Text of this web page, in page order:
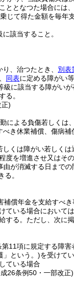
ととなつた場合には
じて得た金額を毎年
該当すること。
、治つたとき、 別表
同表に定める障がい
に該当する障がい
る。
)
による負傷若しくは
き休業補償、傷病
くは障がい若しく
度を増進させ又はそ
由が消滅する日までの
。
償年金を支給すべ
ている場合において
する。 ただし、次に
第11項に規定する障害
」という。)を受けて
ている場合
26条例50・一部改正)